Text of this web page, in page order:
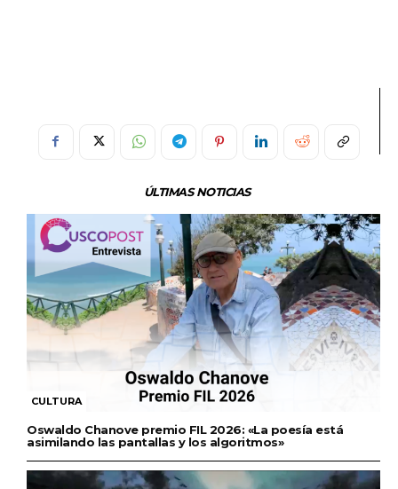
ÚLTIMAS NOTICIAS
CULTURA
Oswaldo Chanove premio FIL 2026: «La poesía está
asimilando las pantallas y los algoritmos»